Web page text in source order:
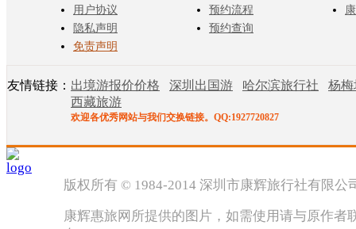
用户协议
隐私声明
免责声明
预约流程
预约查询
友情链接： 出境游报价价格 深圳出国游 哈尔滨旅行社
杨
西藏旅游
欢迎各优秀网站与我们交换链接。QQ:1927720827
版权所有 © 1984-2014 深圳市康辉旅行社有限公
康辉惠旅网所提供的图片，如需使用请与原作者